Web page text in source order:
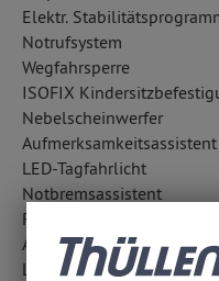
Elektr.
Notrufsystem
Wegfahrsperre
ISOFIX
Nebelscheinwerfer
Aufmerksamkeitsassistent
LED-Tagfahrlicht
Notbremsassistent
Regensensor
Außentemperatur Anzeige
Lichtsensor